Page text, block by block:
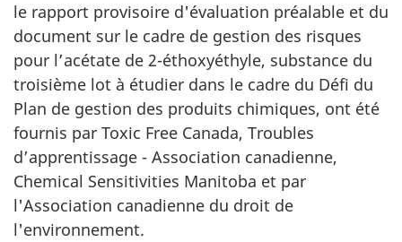
le rapport provisoire d'évaluation préalable et du
document sur le cadre de gestion des risques
pour l’acétate de 2-éthoxyéthyle, substance du
troisième lot à étudier dans le cadre du Défi du
Plan de gestion des produits chimiques, ont été
fournis par Toxic Free Canada, Troubles
d’apprentissage - Association canadienne,
Chemical Sensitivities Manitoba et par
l'Association canadienne du droit de
l'environnement.